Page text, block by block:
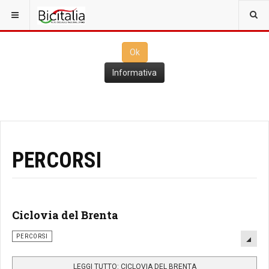
Questo sito utilizza i
Ok
Ok
Informativa
PERCORSI
Ciclovia del Brenta
PERCORSI
LEGGI TUTTO: CICLOVIA DEL BRENTA